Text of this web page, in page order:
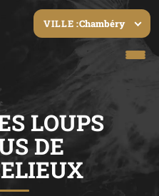
VILLE :Chambéry
LOUPS
DE